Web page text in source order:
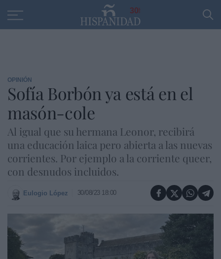
30
OPINIÓN
Sofía Borbón ya está en el
masón-cole
Al igual que su hermana Leonor, recibirá
una educación laica pero abierta a las nuevas
corrientes. Por ejemplo a la corriente queer,
con desnudos incluidos.
Eulogio López 30/08/23 18:00